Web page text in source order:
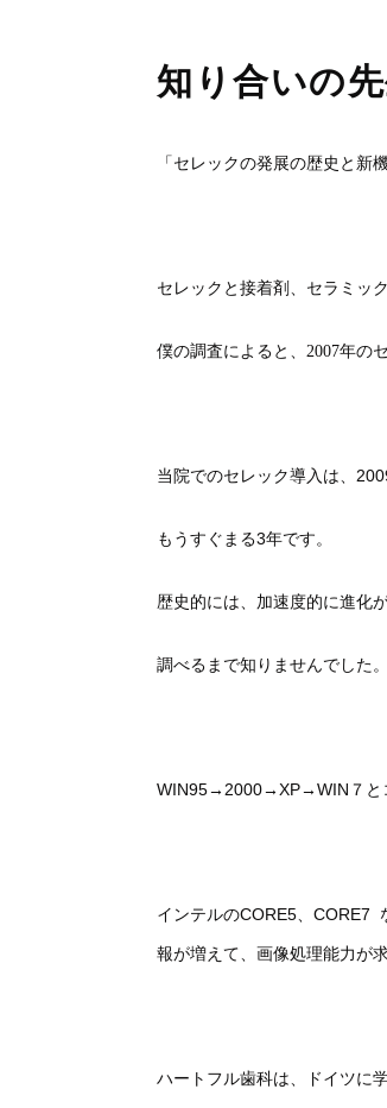
知り合いの
「セレックの発展の歴史と新
セレックと接着剤、セラミッ
僕の調査によると、 2007年の
当院でのセレック導入は、
もうすぐまる3年です。
歴史的には、加速度的に進化
調べるまで知りませんでした。
WIN95→ 2000→ XP→ WIN ７
インテルのCORE5、 CORE7
報が増えて、画像処理能力が
ハートフル歯科は、ドイツに